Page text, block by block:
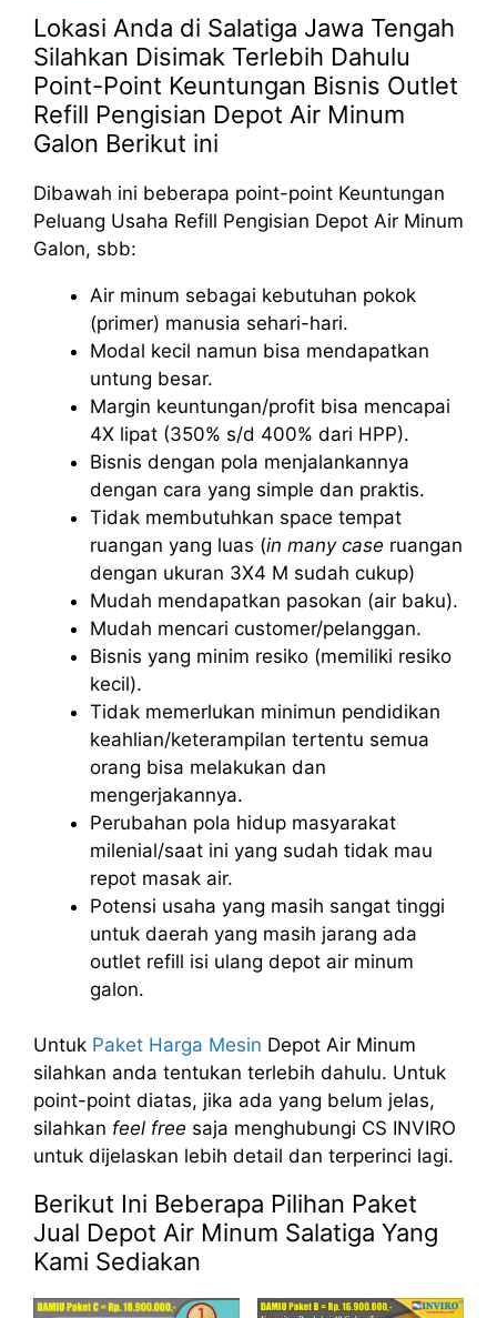
Lokasi Anda di Salatiga Jawa Tengah
Silahkan Disimak Terlebih Dahulu
Point-Point Keuntungan Bisnis Outlet
Refill Pengisian Depot Air Minum
Galon Berikut ini
Dibawah ini beberapa point-point Keuntungan
Peluang Usaha Refill Pengisian Depot Air Minum
Galon, sbb:
Air minum sebagai kebutuhan pokok
(primer) manusia sehari-hari.
Modal kecil namun bisa mendapatkan
untung besar.
Margin keuntungan/profit bisa mencapai
4X lipat (350% s/d 400% dari HPP).
Bisnis dengan pola menjalankannya
dengan cara yang simple dan praktis.
Tidak membutuhkan space tempat
ruangan yang luas (in many case ruangan
dengan ukuran 3X4 M sudah cukup)
Mudah mendapatkan pasokan (air baku).
Mudah mencari customer/pelanggan.
Bisnis yang minim resiko (memiliki resiko
kecil).
Tidak memerlukan minimun pendidikan
keahlian/keterampilan tertentu semua
orang bisa melakukan dan
mengerjakannya.
Perubahan pola hidup masyarakat
milenial/saat ini yang sudah tidak mau
repot masak air.
Potensi usaha yang masih sangat tinggi
untuk daerah yang masih jarang ada
outlet refill isi ulang depot air minum
galon.
Untuk Paket Harga Mesin Depot Air Minum
silahkan anda tentukan terlebih dahulu. Untuk
point-point diatas, jika ada yang belum jelas,
silahkan feel free saja menghubungi CS INVIRO
untuk dijelaskan lebih detail dan terperinci lagi.
Berikut Ini Beberapa Pilihan Paket
Jual Depot Air Minum Salatiga Yang
Kami Sediakan